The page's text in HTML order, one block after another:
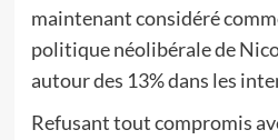
maintenant considéré
politique néolibérale de
autour des 13% dans les
Refusant tout compromis